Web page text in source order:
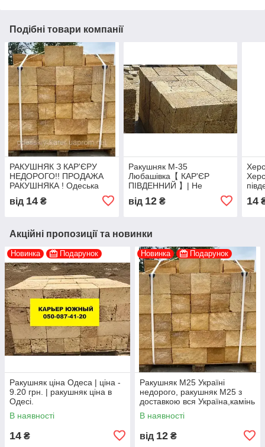
Подібні товари компанії
РАКУШНЯК З КАР'ЄРУ
НЕДОРОГО!! ПРОДАЖА
РАКУШНЯКА ! Одеська
від 14 ₴
Ракушняк М-35
Любашівка【 КАР'ЄР
ПІВДЕННИЙ 】| Не
Кар'єра
від 12₴ 14
Акційні пропозиції та новинки
Новинка Подарунок
Ракушняк ціна Одеса | ціна -
9.20 грн. | ракушняк ціна в
Одесі.
В наявності
14 ₴
Новинка Подарунок
Ракушняк М25 Україні
недорого, ракушняк М25 з
доставкою вся Україна,камінь
ракушняк М25 виробник
В наявності
від 12 ₴